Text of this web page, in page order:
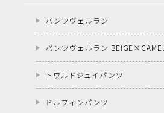
パンツヴェルラン
パンツヴェルラン BEIGE×CAMEL
トワルドジュイパンツ
ドルフィンパンツ